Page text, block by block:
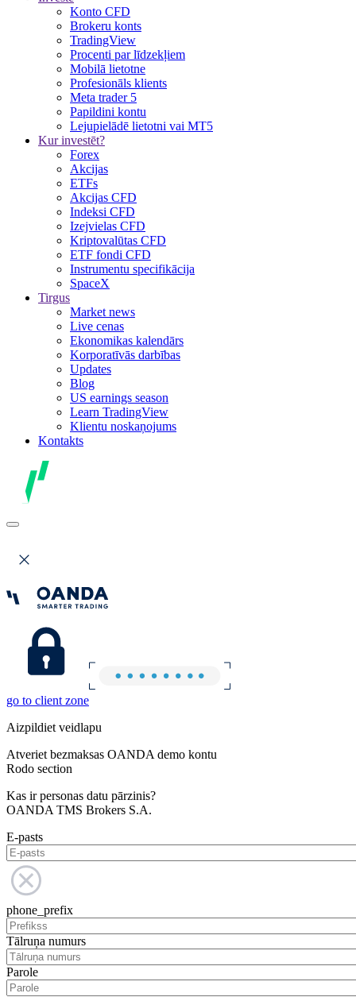
Konto CFD
Brokeru konts
TradingView
Procenti par līdzekļiem
Mobilā lietotne
Profesionāls klients
Meta trader 5
Papildini kontu
Lejupielādē lietotni vai MT5
Kur investēt?
Forex
Akcijas
ETFs
Akcijas CFD
Indeksi CFD
Izejvielas CFD
Kriptovalūtas CFD
ETF fondi CFD
Instrumentu specifikācija
SpaceX
Tirgus
Market news
Live cenas
Ekonomikas kalendārs
Korporatīvās darbības
Updates
Blog
US earnings season
Learn TradingView
Klientu noskaņojums
Kontakts
go to client zone
Aizpildiet veidlapu
Atveriet bezmaksas OANDA demo kontu
Rodo section
Kas ir personas datu pārzinis?
OANDA TMS Brokers S.A.
E-pasts
phone_prefix
Tālruņa numurs
Parole